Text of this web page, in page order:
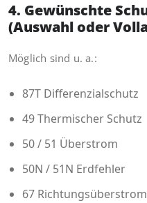
4. Gewünschte
(Auswahl oder
Möglich sind u. a.:
87T Differenzialschutz
49 Thermischer Schutz
50 / 51 Überstrom
50N / 51N Erdfehler
67 Richtungsüberstrom